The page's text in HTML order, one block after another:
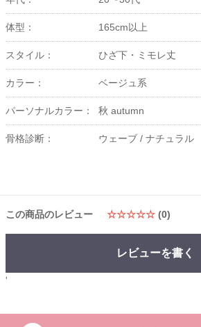
体型： 165cm以上
スタイル： ひざ下・ミモレ丈
カラー： ベージュ系
パーソナルカラー： 秋 autumn
骨格診断： ウェーブ / ナチュラル
この商品のレビュー ☆☆☆☆☆ (0)
レビューを書く
'